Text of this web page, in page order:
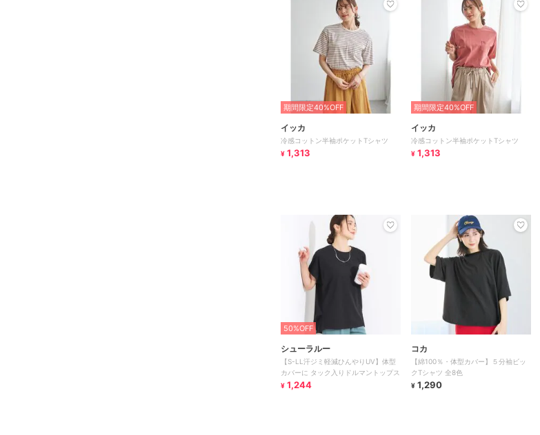
期間限定40%OFF
イッカ
冷感コットン半袖ポケットTシャツ
¥ 1,313
期間限定40%OFF
イッカ
冷感コットン半袖ポケットTシャツ
¥ 1,313
50%OFF
シューラルー
【S-LL汗ジミ軽減ひんやりUV】体型
カバーに タック入りドルマントップス
¥ 1,244
コカ
【綿100％・体型カバー】５分袖ビッ
クTシャツ 全8色
¥ 1,290